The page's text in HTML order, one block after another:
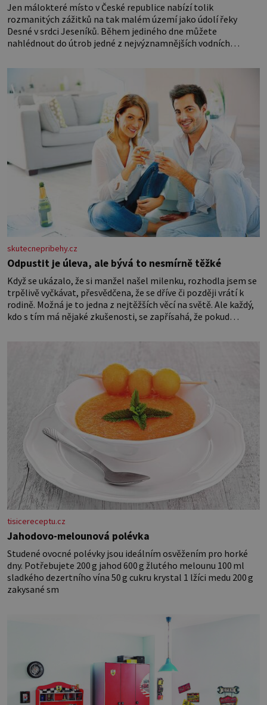
Jen málokteré místo v České republice nabízí tolik
rozmanitých zážitků na tak malém území jako údolí řeky
Desné v srdci Jeseníků. Během jediného dne můžete
nahlédnout do útrob jedné z nejvýznamnějších vodních
koloběžce a den zakončit poznáváním památek ve Velkých
skutecnepribehy.cz
Odpustit je úleva, ale bývá to nesmírně těžké
Když se ukázalo, že si manžel našel milenku, rozhodla jsem se
trpělivě vyčkávat, přesvědčena, že se dříve či později vrátí k
rodině. Možná je to jedna z nejtěžších věcí na světě. Ale každý,
kdo s tím má nějaké zkušenosti, se zapřísahá, že pokud
tisicereceptu.cz
Jahodovo-melounová polévka
Studené ovocné polévky jsou ideálním osvěžením pro horké
dny. Potřebujete 200 g jahod 600 g žlutého melounu 100 ml
sladkého dezertního vína 50 g cukru krystal 1 lžíci medu 200 g
zakysané sm